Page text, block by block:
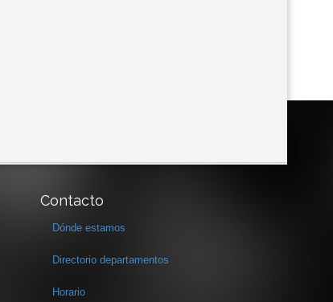
Contacto
Dónde estamos
Directorio departamentos
Horario